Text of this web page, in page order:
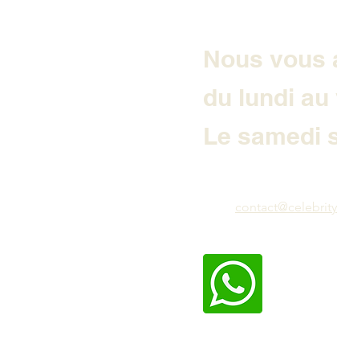
Nous vous
du lundi au
Le samedi